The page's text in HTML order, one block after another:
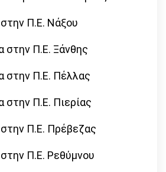
Π.Ε. Νάξου
στην Π.Ε. Ξάνθης
στην Π.Ε. Πέλλας
στην Π.Ε. Πιερίας
Π.Ε. Πρέβεζας
Π.Ε. Ρεθύμνου